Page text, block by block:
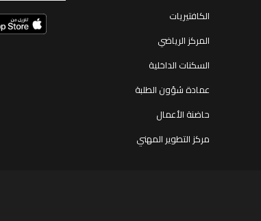
الكافتيريات
المركز الرياضي
السكنات الداخلية
عمادة شؤون الطلبة
حاضنة الأعمال
مركز التطوير المهني